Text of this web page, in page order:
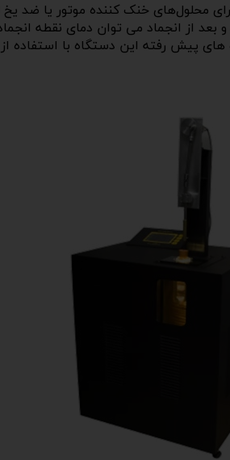
محلول‌های خنک کننده موتور یا ضد یخ
بعد از انجماد می توان دمای نقطه
های پیش رفته این دستگاه با